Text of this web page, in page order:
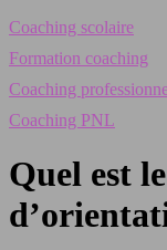
Coaching scolaire
Formation coaching
Coaching
Coaching PNL
Quel est